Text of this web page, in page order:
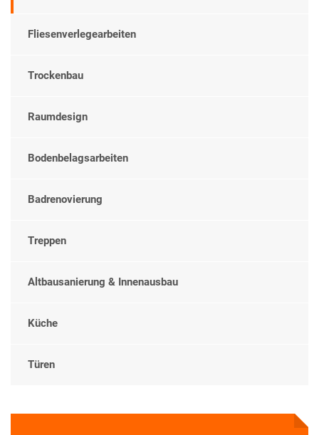
Fliesenverlegearbeiten
Trockenbau
Raumdesign
Bodenbelagsarbeiten
Badrenovierung
Treppen
Altbausanierung & Innenausbau
Küche
Türen